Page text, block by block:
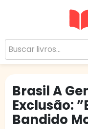
Brasil A
Exclusão:
Bandido